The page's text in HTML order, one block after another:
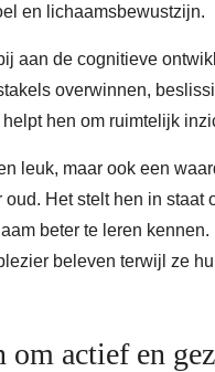
en lichaamsbewustzijn.
aan de cognitieve
overwinnen,
hen om ruimtelijk
leuk, maar ook een
Het stelt hen in staat
beter te leren
beleven terwijl ze
actief en